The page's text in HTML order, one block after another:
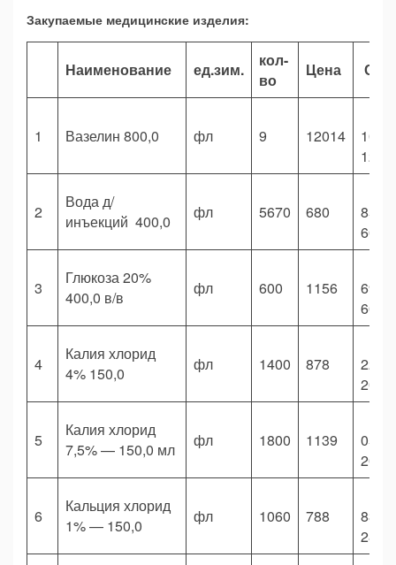
Закупаемые медицинские изделия:
Наименование ед.зим.
кол-
во
Цена
1 Вазелин 800,0 фл 9 12014
108
2
Вода д/
инъекций 400,0
фл 5670 680
855
3
Глюкоза 20%
400,0 в/в
фл 600 1156
693
4
Калия хлорид
4% 150,0
фл 1400 878
229
5
Калия хлорид
7,5% — 150,0 мл
фл 1800 1139
050
6
Кальция хлорид
1% — 150,0
фл 1060 788
835